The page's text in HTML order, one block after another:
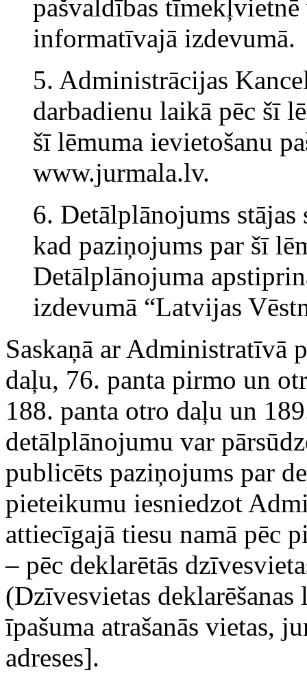
pašvaldības
informatīvajā izdevumā.
5. Administrācijas
darbadienu laikā pēc šī
šī lēmuma ievietošanu
www.jurmala.lv.
6. Detālplānojums stājas
kad paziņojums par šī
Detālplānojuma
izdevumā “Latvijas
Saskaņā ar Administratīvā
daļu, 76. panta pirmo un
188. panta otro daļu un
detālplānojumu var
publicēts paziņojums par
pieteikumu iesniedzot
attiecīgajā tiesu namā pēc
– pēc deklarētās
(Dzīvesvietas
īpašuma atrašanās vietas,
adreses].